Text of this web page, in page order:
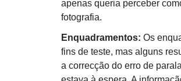
apenas queria perceber
fotografia.
Enquadramentos: Os
fins de teste, mas alguns
a correcção do erro de